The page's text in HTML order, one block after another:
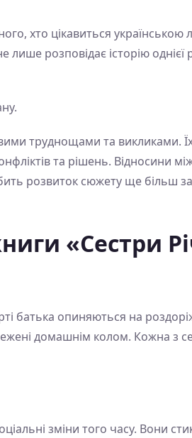
хто цікавиться українською
розповідає історію
труднощами та викликами.
та рішень. Відносини між
розвиток сюжету ще більш
«Сестри
батька опиняються на
домашнім колом. Кожна з
зміни того часу. Вони